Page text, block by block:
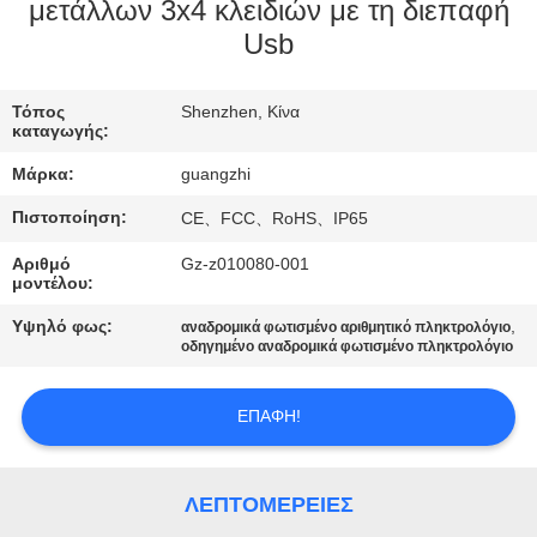
ΈΛΕΓΧΟΣ
ΕΛΆΤΕ
ΣΕ
ΕΠΑΦΉ
ΖΗΤΉΣΤΕ
ΑΠΌΣΠΑΣΜΑ
μετάλλων 3x4 κλειδιών με τη διεπαφή
Usb
Τόπος
καταγωγής:
Shenzhen, Κίνα
Μάρκα: guangzhi
Πιστοποίηση: CE、FCC、RoHS、IP65
Αριθμό
μοντέλου:
Gz-z010080-001
Υψηλό φως: αναδρομικά φωτισμένο αριθμητικό πληκτρολόγιο,
οδηγημένο αναδρομικά φωτισμένο πληκτρολόγιο
ΕΠΑΦΉ!
ΛΕΠΤΟΜΈΡΕΙΕΣ